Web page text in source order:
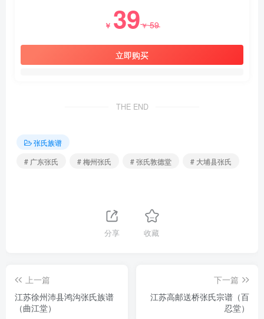
￥ 39￥59
立即购买
THE END
张氏族谱
# 广东张氏
# 梅州张氏 # 张氏敦德堂 # 大埔县张氏
分享 收藏
上一篇
江苏徐州沛县鸿沟张氏族谱
（曲江堂）
下一篇
江苏高邮送桥张氏宗谱（百
忍堂）